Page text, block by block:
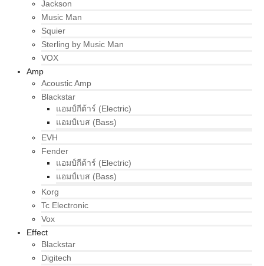
Jackson
Music Man
Squier
Sterling by Music Man
VOX
Amp
Acoustic Amp
Blackstar
แอมป์กีต้าร์ (Electric)
แอมป์เบส (Bass)
EVH
Fender
แอมป์กีต้าร์ (Electric)
แอมป์เบส (Bass)
Korg
Tc Electronic
Vox
Effect
Blackstar
Digitech